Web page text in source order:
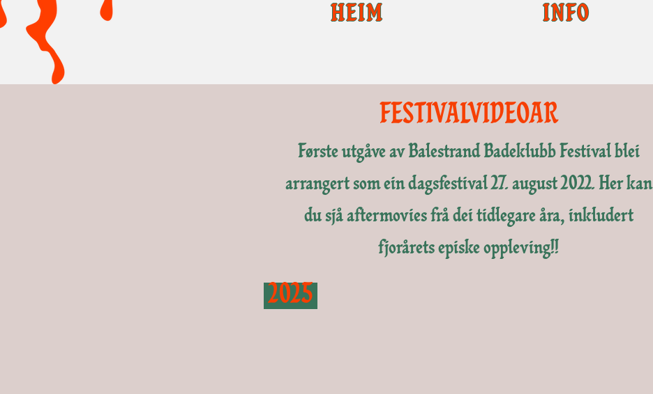
HEIM INFO
FESTIVALVIDEOAR
Første utgåve av Balestrand Badeklubb Festival blei
arrangert som ein dagsfestival 27. august 2022. Her kan
du sjå aftermovies frå dei tidlegare åra, inkludert
fjorårets episke oppleving!!
2025